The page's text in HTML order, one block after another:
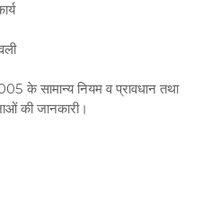
के सामान्य नियम व प्रावधान तथा
की जानकारी।